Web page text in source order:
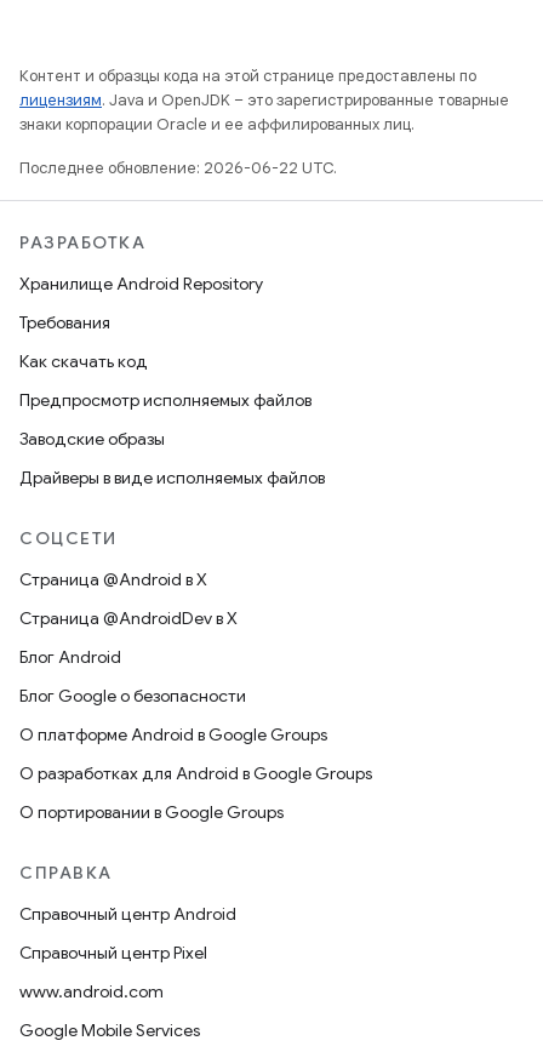
Контент и образцы кода на этой странице предоставлены по
лицензиям. Java и OpenJDK – это зарегистрированные товарные
знаки корпорации Oracle и ее аффилированных лиц.
Последнее обновление: 2026-06-22 UTC.
РАЗРАБОТКА
Хранилище Android Repository
Требования
Как скачать код
Предпросмотр исполняемых файлов
Заводские образы
Драйверы в виде исполняемых файлов
СОЦСЕТИ
Страница @Android в X
Страница @AndroidDev в X
Блог Android
Блог Google о безопасности
О платформе Android в Google Groups
О разработках для Android в Google Groups
О портировании в Google Groups
СПРАВКА
Справочный центр Android
Справочный центр Pixel
www.android.com
Google Mobile Services